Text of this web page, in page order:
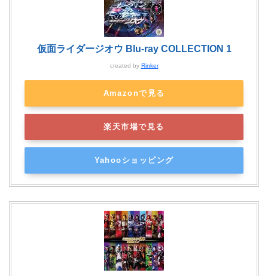
仮面ライダージオウ Blu-ray COLLECTION 1
created by Rinker
Amazonで見る
楽天市場で見る
Yahooショッピング